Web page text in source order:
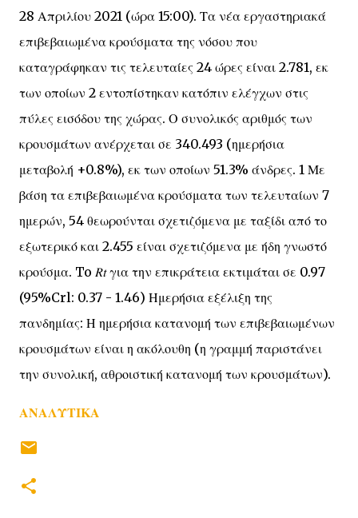
28 Απριλίου 2021 (ώρα 15:00). Τα νέα εργαστηριακά
επιβεβαιωμένα κρούσματα της νόσου που
καταγράφηκαν τις τελευταίες 24 ώρες είναι 2.781, εκ
των οποίων 2 εντοπίστηκαν κατόπιν ελέγχων στις
πύλες εισόδου της χώρας. Ο συνολικός αριθμός των
κρουσμάτων ανέρχεται σε 340.493 (ημερήσια
μεταβολή +0.8%), εκ των οποίων 51.3% άνδρες. 1 Με
βάση τα επιβεβαιωμένα κρούσματα των τελευταίων 7
ημερών, 54 θεωρούνται σχετιζόμενα με ταξίδι από το
εξωτερικό και 2.455 είναι σχετιζόμενα με ήδη γνωστό
κρούσμα. To 𝑅𝑡 για την επικράτεια εκτιμάται σε 0.97
(95%Crl: 0.37 - 1.46) Ημερήσια εξέλιξη της
πανδημίας: Η ημερήσια κατανομή των επιβεβαιωμένων
κρουσμάτων είναι η ακόλουθη (η γραμμή παριστάνει
την συνολική, αθροιστική κατανομή των κρουσμάτων).
ΑΝΑΛΥΤΙΚΑ